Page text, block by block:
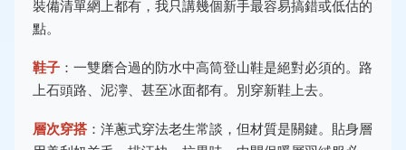
裝備清單網上都有，我只講幾個新手最容易搞錯或低估的
點。
鞋子 ：一雙磨合過的防水中高筒登山鞋是絕對必須的。路
上石頭路、泥濘、甚至冰面都有。別穿新鞋上去。
層次穿搭：洋蔥式穿法老生常談，但材質是關鍵。貼身層